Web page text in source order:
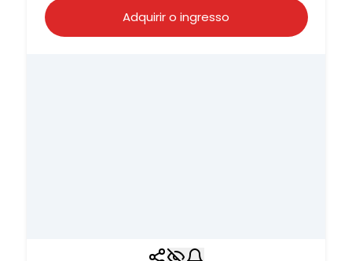
Adquirir o ingresso